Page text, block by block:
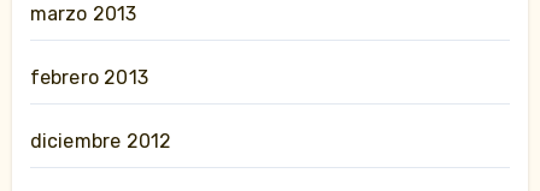
marzo 2013
febrero 2013
diciembre 2012